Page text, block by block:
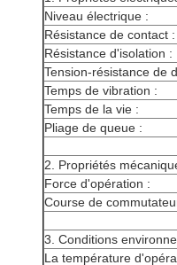
Niveau électrique :
Résistance de contact :
Résistance d'isolation :
Tension-résistance de
Temps de vibration :
Temps de la vie :
Pliage de queue :
2. Propriétés
Force d'opération :
Course de
3. Conditions
La température